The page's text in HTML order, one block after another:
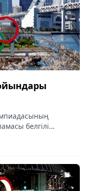
белгілі